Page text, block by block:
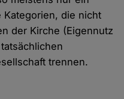
die nicht
der Kirche (Eigennutz
trennen.